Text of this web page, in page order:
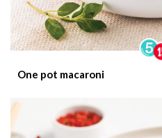
One pot macaroni